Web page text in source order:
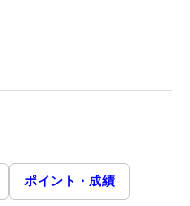
ポイント・成績